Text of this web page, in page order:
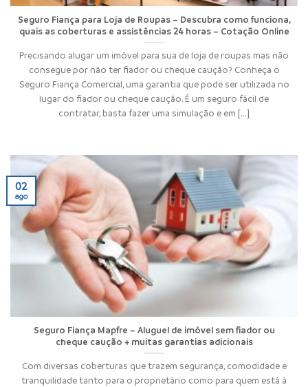
Seguro Fiança para Loja de Roupas – Descubra como funciona,
quais as coberturas e assistências 24 horas – Cotação Online
Precisando alugar um imóvel para sua de loja de roupas mas não
consegue por não ter fiador ou cheque caução? Conheça o
Seguro Fiança Comercial, uma garantia que pode ser utilizada no
lugar do fiador ou cheque caução. É um seguro fácil de
contratar, basta fazer uma simulação e em [...]
Seguro Fiança Mapfre – Aluguel de imóvel sem fiador ou
cheque caução + muitas garantias adicionais
Com diversas coberturas que trazem segurança, comodidade e
tranquilidade tanto para o proprietário como para quem está à
02
ago